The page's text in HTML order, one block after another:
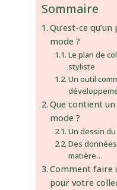
Sommaire
Qu’est-ce
mode ?
Le plan de
styliste
Un outil
Que contient
mode ?
Un dessin
Des
matière…
Comment faire
pour votre